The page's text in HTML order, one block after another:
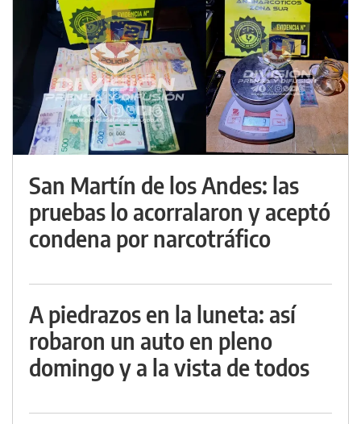
San Martín de los Andes: las
pruebas lo acorralaron y aceptó
condena por narcotráfico
A piedrazos en la luneta: así
robaron un auto en pleno
domingo y a la vista de todos